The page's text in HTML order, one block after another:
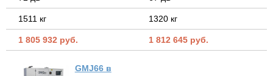
1511 кг
1 805 932 руб.
1320 кг
1 812 645 руб.
GMJ66 в